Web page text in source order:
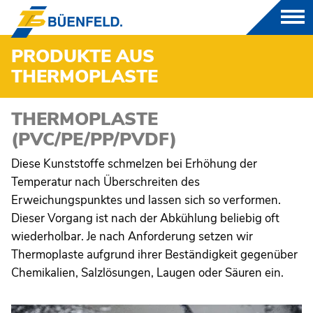
GFK
THERMOPLASTE
RUNDBEHÄLTER
AUFFANGWANNE
RECHTECKBEHÄLTER
FAHRZEUGTANKS
PRODUKTE AUS
THERMOPLASTE
THERMOPLASTE
(PVC/PE/PP/PVDF)
Diese Kunststoffe schmelzen bei Erhöhung der
Temperatur nach Überschreiten des
Erweichungspunktes und lassen sich so verformen.
Dieser Vorgang ist nach der Abkühlung beliebig oft
wiederholbar. Je nach Anforderung setzen wir
Thermoplaste aufgrund ihrer Beständigkeit gegenüber
Chemikalien, Salzlösungen, Laugen oder Säuren ein.